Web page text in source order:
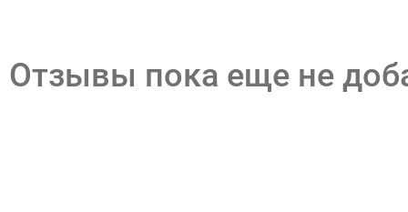
Отзывы пока еще не